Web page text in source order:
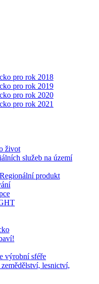
pro rok 2018
pro rok 2019
pro rok 2020
pro rok 2021
život
služeb na území
produkt
výrobní sféře
lesnictví,